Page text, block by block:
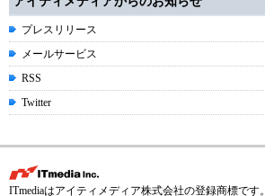
プレスリリース
メールサービス
RSS
Twitter
ITmediaはアイティメディア株式会社の登録商標です。